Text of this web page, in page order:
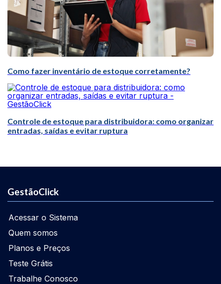
Como fazer inventário de estoque corretamente?
Controle de estoque para distribuidora: como organizar
entradas, saídas e evitar ruptura
GestãoClick
Acessar o Sistema
Quem somos
Planos e Preços
Teste Grátis
Trabalhe Conosco